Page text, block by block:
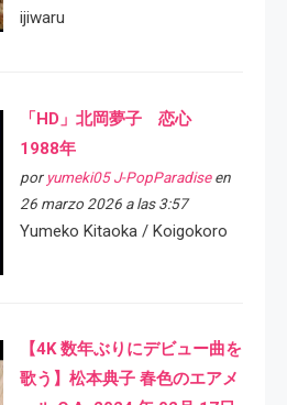
ijiwaru
「HD」北岡夢子 恋心
1988年
por yumeki05 J-PopParadiseen
26 marzo 2026 a las 3:57
Yumeko Kitaoka / Koigokoro
【4K 数年ぶりにデビュー曲を
歌う】松本典子 春色のエアメ